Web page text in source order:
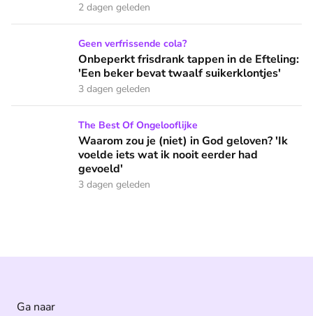
2 dagen geleden
Onbeperkt frisdrank tappen in de Efteling: 'Een beker
Geen verfrissende cola?
Onbeperkt frisdrank tappen in de Efteling:
'Een beker bevat twaalf suikerklontjes'
3 dagen geleden
Waarom zou je (niet) in God geloven? 'Ik voelde iets wat
The Best Of Ongelooflijke
Waarom zou je (niet) in God geloven? 'Ik
voelde iets wat ik nooit eerder had
gevoeld'
3 dagen geleden
Ga naar